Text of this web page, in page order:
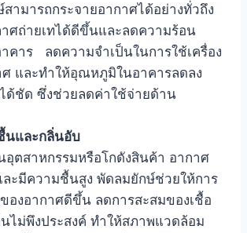
ามารถกระจายอากาศได้อย่างทั่วถึง
ศถ่ายเทได้ดีขึ้นและลดความร้อน
คาร ลดความจำเป็นในการใช้เครื่อง
และทำให้อุณหภูมิในอาคารลดลง
ด้ชัด ซึ่งช่วยลดค่าใช้จ่ายด้าน
นและกลิ่นอับ
อุตสาหกรรมหรือโกดังสินค้า อากาศ
ละมีความชื้นสูง พัดลมยักษ์ช่วยให้การ
องอากาศดีขึ้น ลดการสะสมของเชื้อ
ไม่พึงประสงค์ ทำให้สภาพแวดล้อม